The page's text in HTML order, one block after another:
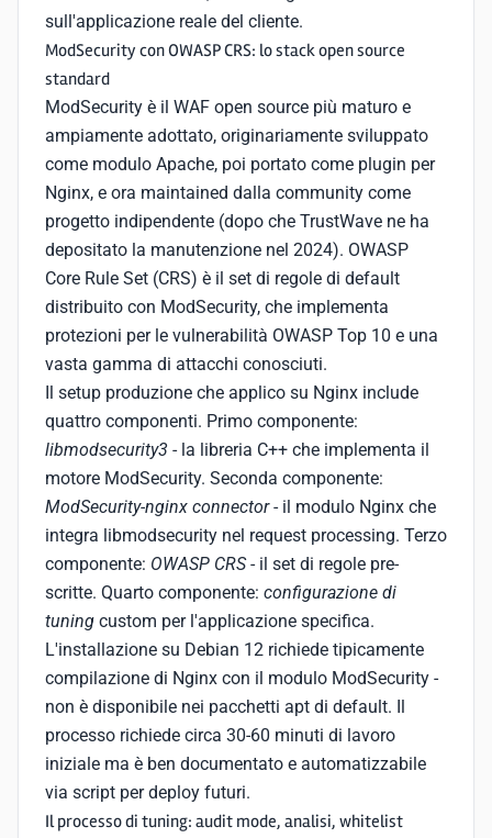
sull'applicazione reale del cliente.
ModSecurity con OWASP CRS: lo stack open source
standard
ModSecurity è il WAF open source più maturo e
ampiamente adottato, originariamente sviluppato
come modulo Apache, poi portato come plugin per
Nginx, e ora maintained dalla community come
progetto indipendente (dopo che TrustWave ne ha
depositato la manutenzione nel 2024). OWASP
Core Rule Set (CRS) è il set di regole di default
distribuito con ModSecurity, che implementa
protezioni per le vulnerabilità OWASP Top 10 e una
vasta gamma di attacchi conosciuti.
Il setup produzione che applico su Nginx include
quattro componenti. Primo componente:
libmodsecurity3 - la libreria C++ che implementa il
motore ModSecurity. Seconda componente:
ModSecurity-nginx connector- il modulo Nginx che
integra libmodsecurity nel request processing. Terzo
componente: OWASP CRS- il set di regole pre-
scritte. Quarto componente: configurazione di
tuning custom per l'applicazione specifica.
L'installazione su Debian 12 richiede tipicamente
compilazione di Nginx con il modulo ModSecurity -
non è disponibile nei pacchetti apt di default. Il
processo richiede circa 30-60 minuti di lavoro
iniziale ma è ben documentato e automatizzabile
via script per deploy futuri.
Il processo di tuning: audit mode, analisi, whitelist